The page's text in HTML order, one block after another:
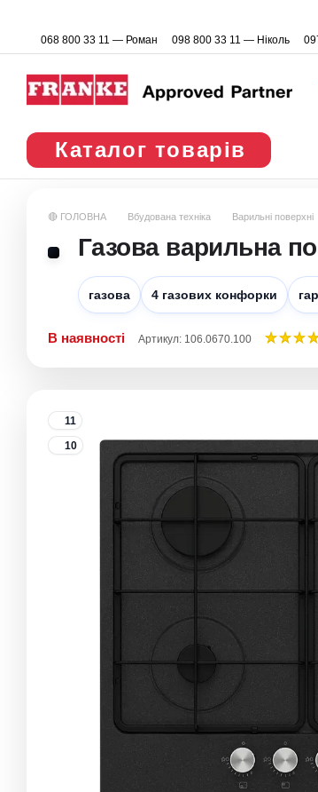
068 800 33 11 — Роман 098 800 33 11 — Ніколь
Каталог товарів
🔴 ГОЛОВНА Вбудована техніка Варильні поверхні
Газова варильна
газова 4 газових конфорки
В наявності Артикул: 106.0670.100
11
10